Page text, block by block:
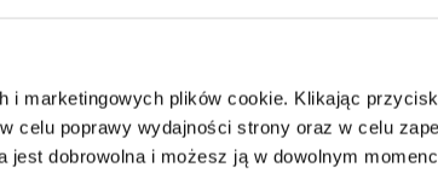
i marketingowych plików cookie. Klikając
celu poprawy wydajności strony oraz w celu
jest dobrowolna i możesz ją w dowolnym
telefoniczna